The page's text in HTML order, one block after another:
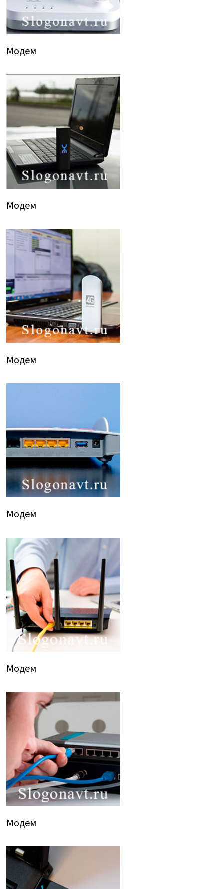
Модем
Модем
Модем
Модем
Модем
Модем